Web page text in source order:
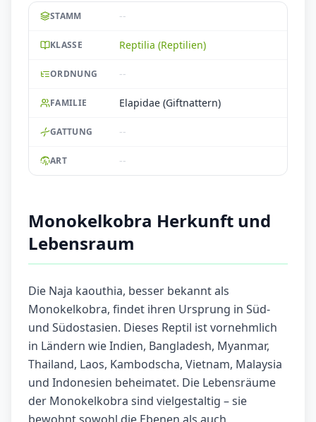
STAMM --
KLASSE Reptilia (Reptilien)
ORDNUNG --
FAMILIE Elapidae (Giftnattern)
GATTUNG --
ART --
Monokelkobra Herkunft und
Lebensraum
Die Naja kaouthia, besser bekannt als
Monokelkobra, findet ihren Ursprung in Süd-
und Südostasien. Dieses Reptil ist vornehmlich
in Ländern wie Indien, Bangladesh, Myanmar,
Thailand, Laos, Kambodscha, Vietnam, Malaysia
und Indonesien beheimatet. Die Lebensräume
der Monokelkobra sind vielgestaltig – sie